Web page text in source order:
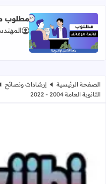
اقرأ المزيد عن
مطلوب
الصفحة الرئيسية إرشادات ونصائح
الثانوية العامة 2004 - 2022